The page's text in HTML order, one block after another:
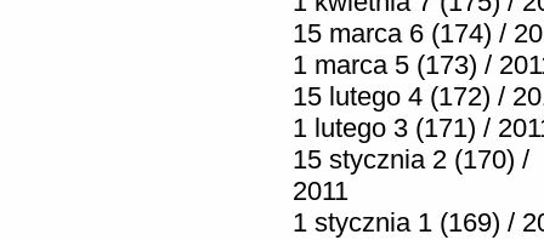
15 marca 6 (174) /
1 marca 5 (173) /
15 lutego 4 (172) /
1 lutego 3 (171) /
15 stycznia 2 (170) /
2011
1 stycznia 1 (169) /